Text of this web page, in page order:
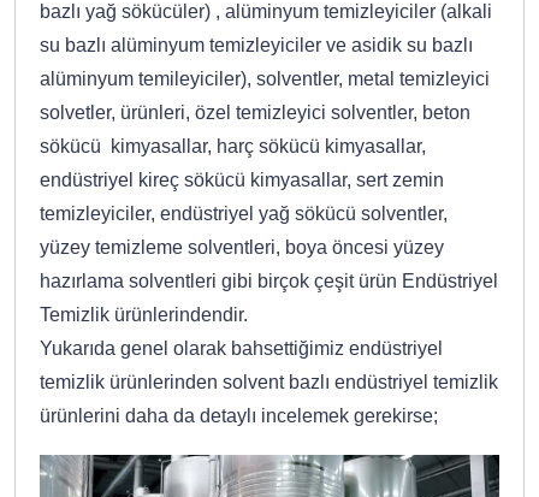
bazlı yağ sökücüler) , alüminyum temizleyiciler (alkali
su bazlı alüminyum temizleyiciler ve asidik su bazlı
alüminyum temileyiciler), solventler, metal temizleyici
solvetler, ürünleri, özel temizleyici solventler, beton
sökücü kimyasallar, harç sökücü kimyasallar,
endüstriyel kireç sökücü kimyasallar, sert zemin
temizleyiciler, endüstriyel yağ sökücü solventler,
yüzey temizleme solventleri, boya öncesi yüzey
hazırlama solventleri gibi birçok çeşit ürün Endüstriyel
Temizlik ürünlerindendir.
Yukarıda genel olarak bahsettiğimiz endüstriyel
temizlik ürünlerinden solvent bazlı endüstriyel temizlik
ürünlerini daha da detaylı incelemek gerekirse;